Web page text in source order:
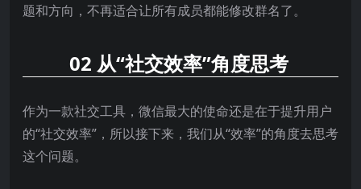
题和方向，不再适合让所有成员都能修改群名了。
02 从“社交效率”角度思考
作为一款社交工具，微信最大的使命还是在于提升用户
的“社交效率”，所以接下来，我们从“效率”的角度去思考
这个问题。